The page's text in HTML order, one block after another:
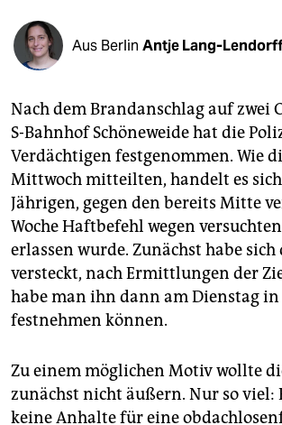
shop
fragen & hilfe
unterstützen
abo
genossenschaft
epaper login
Aus Berlin Antje Lang-
Nach dem Brandanschlag auf zwei
S-Bahnhof Schöneweide hat die
Verdächtigen festgenommen. Wie
Mittwoch mitteilten, handelt es
Jährigen, gegen den bereits Mitte
Woche Haftbefehl wegen
erlassen wurde. Zunächst habe
versteckt, nach Ermittlungen der
habe man ihn dann am Dienstag in
festnehmen können.
Zu einem möglichen Motiv wollte
zunächst nicht äußern. Nur so viel:
keine Anhalte für eine